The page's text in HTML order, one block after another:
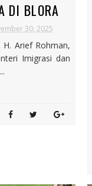
DI BLORA
30, 2025
Arief Rohman,
Imigrasi dan